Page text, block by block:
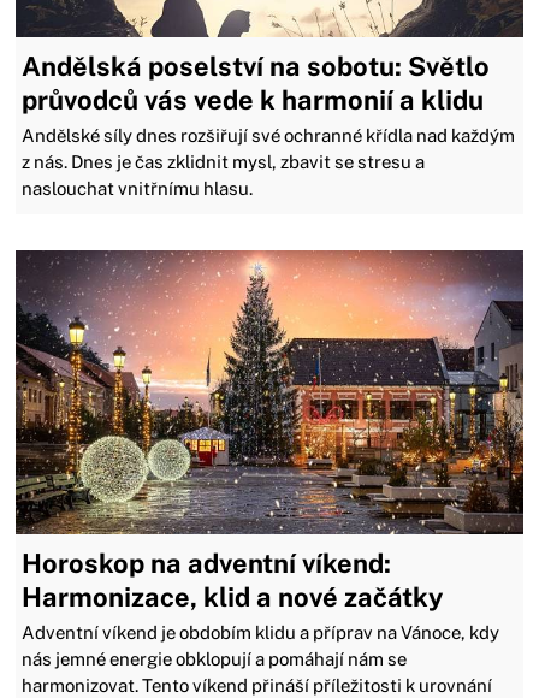
Andělská poselství na sobotu: Světlo
průvodců vás vede k harmonií a klidu
Andělské síly dnes rozšiřují své ochranné křídla nad každým
z nás. Dnes je čas zklidnit mysl, zbavit se stresu a
naslouchat vnitřnímu hlasu.
Horoskop na adventní víkend:
Harmonizace, klid a nové začátky
Adventní víkend je obdobím klidu a příprav na Vánoce, kdy
nás jemné energie obklopují a pomáhají nám se
harmonizovat. Tento víkend přináší příležitosti k urovnání